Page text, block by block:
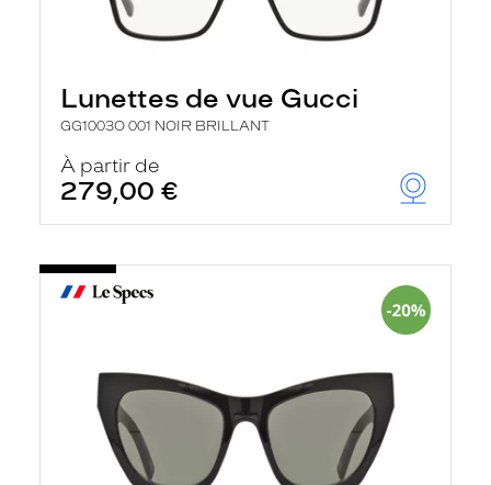
Lunettes de vue Gucci
GG1003O 001 NOIR BRILLANT
À partir de
279,00 €